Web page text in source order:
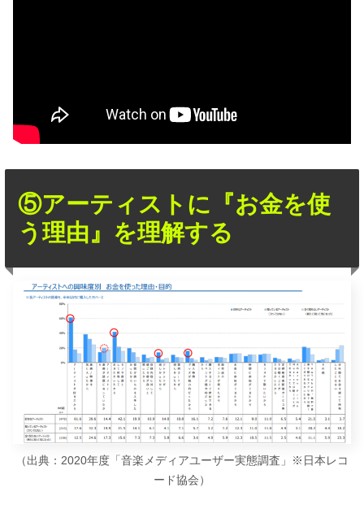
⑤アーティストに『お金を使
う理由』を理解する
（出典：2020年度「音楽メディアユーザー実態調査」※日本レコ
ード協会）